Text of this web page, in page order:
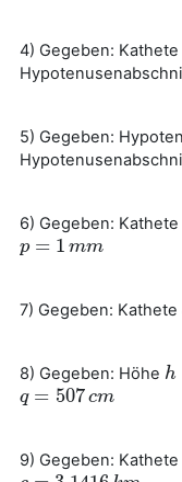
4) Gegeben: Kathete
5) Gegeben:
6) Gegeben: Kathete
p = 1 mm
p=1mm
7) Gegeben: Kathete
8) Gegeben: Höhe h
h
q = 507 cm
q =507cm
9) Gegeben: Kathete